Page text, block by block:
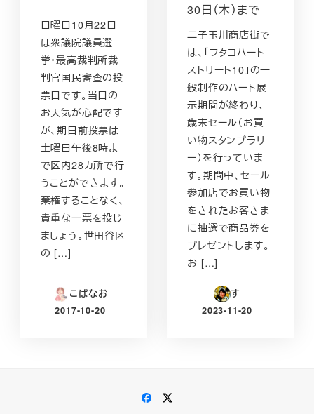
日曜日10月22日
は衆議院議員選
挙・最高裁判所裁
判官国民審査の投
票日です。当日の
お天気が心配です
が、期日前投票は
土曜日午後8時ま
で区内28カ所で行
うことができます。
棄権することなく、
貴重な一票を投じ
ましょう。世田谷区
の […]
こばなお
投稿日
2017-10-20
30日（木）まで
二子玉川商店街で
は、「フタコハート
ストリート10」の一
般制作のハート展
示期間が終わり、
歳末セール（お買
い物スタンプラリ
ー）を行っていま
す。期間中、セール
参加店でお買い物
をされたお客さま
に抽選で商品券を
プレゼントします。
お […]
す
投稿日
2023-11-20
Facebook